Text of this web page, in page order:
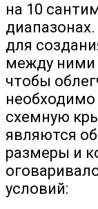
на 10
для
между ними
чтобы
схемную
являются
размеры и
условий: